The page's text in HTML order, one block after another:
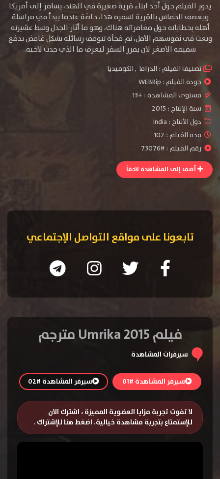
يدور الفيلم حول أحد ابناء قرية صغيرة في الهند، يسافر إلى أمريكا
ويعصف الحماس بالقرية لسفره هذا، خاصًة عندما يبدأ في مراسلة
أهله بخطاباته حول مغامراته هناك، وهو ما أثار الجدل وسط عشيرته
وبعث في نفوسهم الأمل، ثم فجأة تتوقف رسائله بشكل غامض يدفع
شقيقه الأصغر لأن يقرر السفر ليعرف ما الذي حدث لأخيه.
تصنيف الفيلم : الدراما ,الكوميديا
جودة الفيلم : WEBRip
مستوى المشاهدة : +13
سنة الإنتاج : 2015
دول الأنتاج : India
مدة الفيلم : 102
رقم الفيلم : #73076
أضف إلى المشاهدة لاحقاً
تابعونا على مواقع التواصل الإجتماعي
فيلم Umrika 2015 مترجم
سيرفرات المشاهدة
سيرفر المشاهدة #01 سيرفر المشاهدة #02
لا تفوت تجربة مزايا العضوية المميزة ، اشترك الان
للإستمتاع بتجربة مشاهدة خيالية. اضغط هنا للإشتراك .